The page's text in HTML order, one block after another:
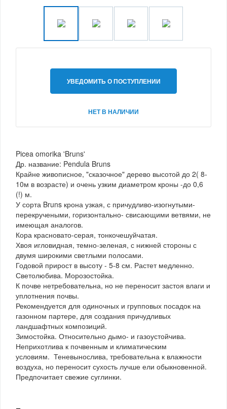
УВЕДОМИТЬ О ПОСТУПЛЕНИИ
НЕТ В НАЛИЧИИ
Picea omorika 'Bruns'
Др. название: Pendula Bruns
Крайне живописное, "сказочное" дерево высотой до 2( 8-
10м в возрасте) и очень узким диаметром кроны -до 0,6
(!) м.
У сорта Bruns крона узкая, с причудливо-изогнутыми-
перекручеными, горизонтально- свисающими ветвями, не
имеющая аналогов.
Кора красновато-серая, тонкочешуйчатая.
Хвоя игловидная, темно-зеленая, с нижней стороны с
двумя широкими светлыми полосами.
Годовой прирост в высоту - 5-8 см. Растет медленно.
Светолюбива. Морозостойка.
К почве нетребовательна, но не переносит застоя влаги и
уплотнения почвы.
Рекомендуется для одиночных и групповых посадок на
газонном партере, для создания причудливых
ландшафтных композиций.
Зимостойка. Относительно дымо- и газоустойчива.
Неприхотлива к почвенным и климатическим
условиям. Теневынослива, требовательна к влажности
воздуха, но переносит сухость лучше ели обыкновенной.
Предпочитает свежие суглинки.